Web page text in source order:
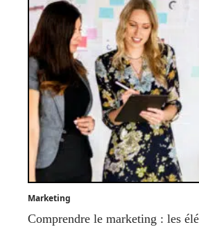
Marketing
Comprendre le marketing : les